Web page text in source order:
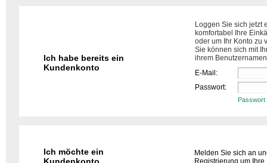
Ich habe bereits ein
Kundenkonto
Loggen Sie sich jetzt
komfortabel Ihre
oder um Ihr Konto zu
Sie können sich mit
ihrem
E-Mail:
Passwort:
Ich möchte ein
Melden Sie sich an
Registrierung um